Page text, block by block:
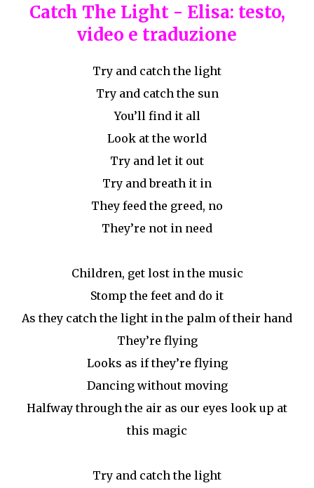
Catch The Light - Elisa: testo,
video e traduzione
Try and catch the light
Try and catch the sun
You’ll find it all
Look at the world
Try and let it out
Try and breath it in
They feed the greed, no
They’re not in need
Children, get lost in the music
Stomp the feet and do it
As they catch the light in the palm of their hand
They’re flying
Looks as if they’re flying
Dancing without moving
Halfway through the air as our eyes look up at
this magic
Try and catch the light